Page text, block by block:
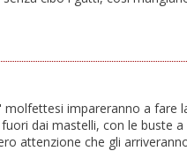
impareranno a fare
dai mastelli, con le buste
attenzione che gli